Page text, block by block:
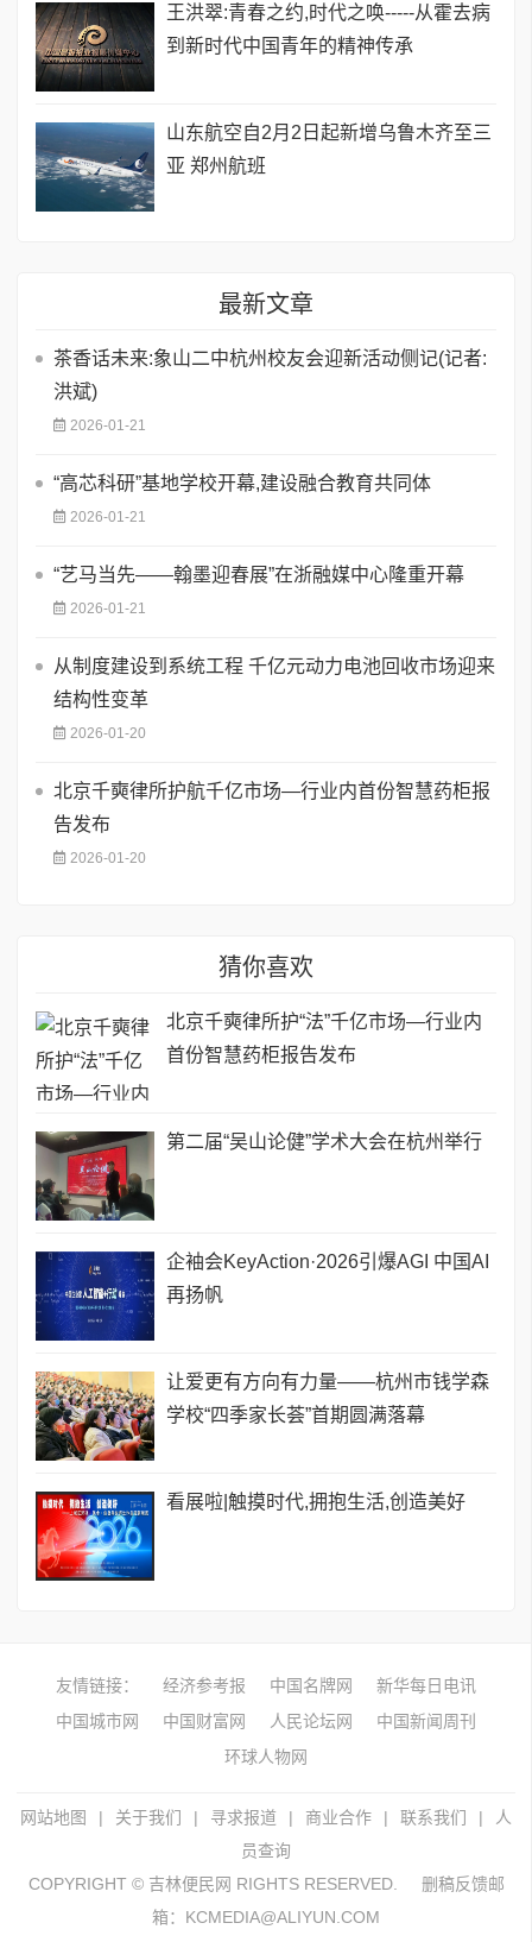
王洪翠:青春之约,时代之唤-----从霍去病
到新时代中国青年的精神传承
山东航空自2月2日起新增乌鲁木齐至三
亚 郑州航班
最新文章
茶香话未来:象山二中杭州校友会迎新活动侧记(记者:
洪斌)
2026-01-21
“高芯科研”基地学校开幕,建设融合教育共同体
2026-01-21
“艺马当先——翰墨迎春展”在浙融媒中心隆重开幕
2026-01-21
从制度建设到系统工程 千亿元动力电池回收市场迎来
结构性变革
2026-01-20
北京千奭律所护航千亿市场—行业内首份智慧药柜报
告发布
2026-01-20
猜你喜欢
北京千奭律所护“法”千亿市场—行业内
首份智慧药柜报告发布
第二届“吴山论健”学术大会在杭州举行
企袖会KeyAction·2026引爆AGI 中国AI
再扬帆
让爱更有方向有力量——杭州市钱学森
学校“四季家长荟”首期圆满落幕
看展啦|触摸时代,拥抱生活,创造美好
友情链接： 经济参考报 中国名牌网
新华每日电讯
中国城市网
中国财富网 人民论坛网
中国新闻周刊
环球人物网
网站地图 | 关于我们 | 寻求报道 | 商业合作 | 联系我们 |
人
员查询
COPYRIGHT © 吉林便民网 RIGHTS RESERVED.
删稿反馈邮
箱：KCMEDIA@ALIYUN.COM